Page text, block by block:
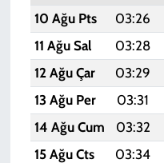
10 Ağu Pts
03:26
11 Ağu Sal
03:28
12 Ağu Çar
03:29
13 Ağu Per
03:31
14 Ağu Cum
03:32
15 Ağu Cts
03:34